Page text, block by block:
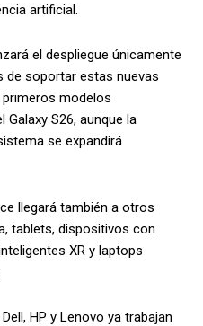
artificial.
el despliegue únicamente
de soportar estas nuevas
modelos
S26, aunque la
se expandirá
llegará también a otros
tablets, dispositivos con
XR y laptops
HP y Lenovo ya trabajan